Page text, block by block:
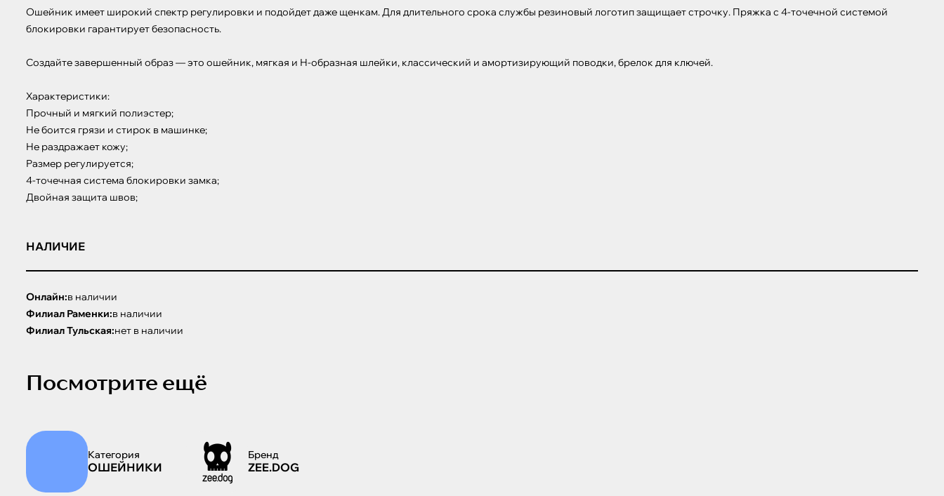
Ошейник имеет широкий спектр регулировки и подойдет даже щенкам. Для длительного срока службы резиновый логотип защищает строчку. Пряжка с 4-точечной системой
блокировки гарантирует безопасность.
Создайте завершенный образ — это ошейник, мягкая и Н-образная шлейки, классический и амортизирующий поводки, брелок для ключей.
Характеристики:
Прочный и мягкий полиэстер;
Не боится грязи и стирок в машинке;
Не раздражает кожу;
Размер регулируется;
4-точечная система блокировки замка;
Двойная защита швов;
НАЛИЧИЕ
Онлайн:в наличии
Филиал Раменки:в наличии
Филиал Тульская:нет в наличии
Посмотрите ещё
Категория
ОШЕЙНИКИ
Бренд
ZEE.DOG